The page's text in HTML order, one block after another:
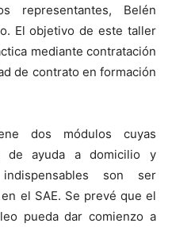
representantes, Belén
El objetivo de este taller
mediante contratación
de contrato en formación
dos módulos cuyas
de ayuda a domicilio y
son ser
el SAE. Se prevé que el
pueda dar comienzo a